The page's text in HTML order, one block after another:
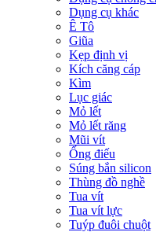
Dụng cụ khác
Ê Tô
Giũa
Kẹp định vị
Kích căng cáp
Kìm
Lục giác
Mỏ lết
Mỏ lết răng
Mũi vít
Ống điếu
Súng bắn silicon
Thùng đồ nghề
Tua vít
Tua vít lực
Tuýp đuôi chuột